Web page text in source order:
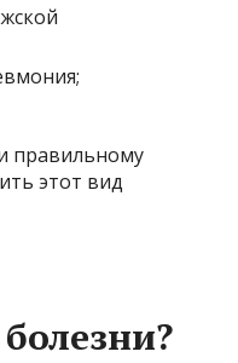
правильному
этот вид